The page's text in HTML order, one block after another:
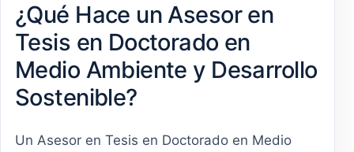
¿Qué Hace un Asesor en
Tesis en Doctorado en
Medio Ambiente y Desarrollo
Sostenible?
Un Asesor en Tesis en Doctorado en Medio